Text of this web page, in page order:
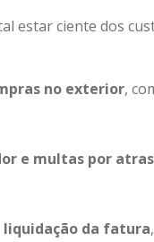
estar ciente dos
no exterior,
e multas por
da fatura